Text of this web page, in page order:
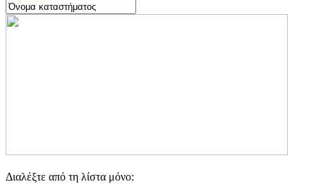
Διαλέξτε από τη λίστα μόνο: